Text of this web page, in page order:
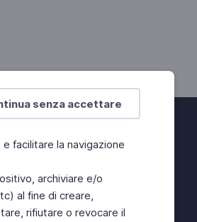
senza accettare
facilitare la navigazione
archiviare e/o
al fine di creare,
rifiutare o revocare il